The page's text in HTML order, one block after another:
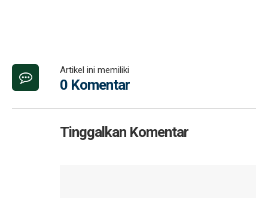
Artikel ini memiliki
0 Komentar
Tinggalkan Komentar